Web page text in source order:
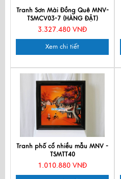
Tranh Sơn Mài Đồng Quê MNV-
TSMCV03-7 (HÀNG ĐẶT)
3.327.480 VNĐ
Xem chi tiết
Tranh phố cổ nhiều mẫu MNV -
TSMTT40
1.010.880 VNĐ